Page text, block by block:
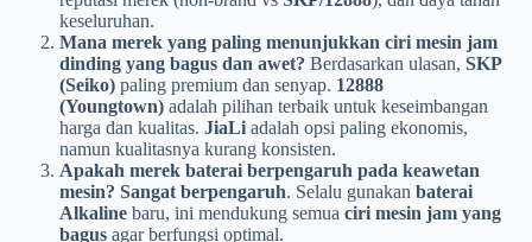
keseluruhan.
Mana merek yang paling menunjukkan ciri mesin jam
dinding yang bagus dan awet? Berdasarkan ulasan, SKP
(Seiko) paling premium dan senyap. 12888
(Youngtown) adalah pilihan terbaik untuk keseimbangan
harga dan kualitas. JiaLi adalah opsi paling ekonomis,
namun kualitasnya kurang konsisten.
Apakah merek baterai berpengaruh pada keawetan
mesin? Sangat berpengaruh. Selalu gunakan baterai
Alkaline baru, ini mendukung semua ciri mesin jam yang
bagus agar berfungsi optimal.